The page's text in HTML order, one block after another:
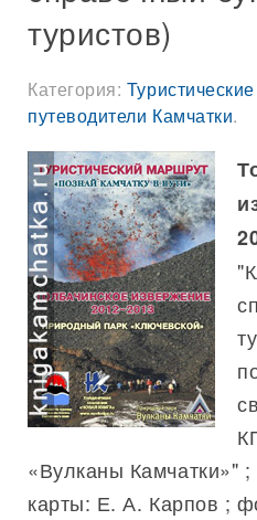
туристов)
Категория:
путеводители Камчатки.
«Вулканы Камчатки»"
карты: Е. А. Карпов ;